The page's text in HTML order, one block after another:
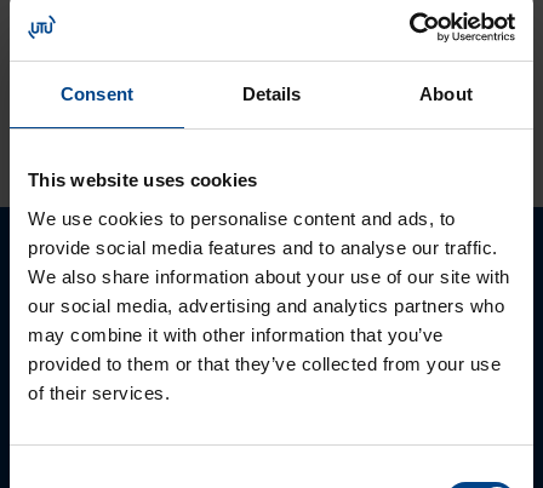
Consent Details About
This website uses cookies
We use cookies to personalise content and ads, to
provide social media features and to analyse our traffic.
We also share information about your use of our site with
our social media, advertising and analytics partners who
may combine it with other information that you’ve
provided to them or that they’ve collected from your use
of their services.
KATSO LISÄÄ ARTIKKELEITA
Ota yhteyttä!
Autamme mielellämme, jotta löydämme sinulle
parhaan ratkaisun. Otathan yhteyttä puhelimitse,
sähköpostitse tai verkkolomakkeen kautta.